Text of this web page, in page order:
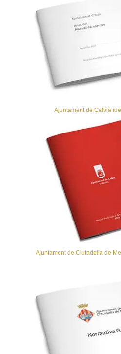
Ajuntament de Calvià
Ajuntament de Ciutadella de